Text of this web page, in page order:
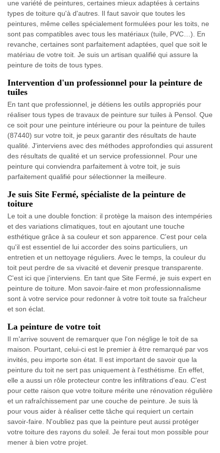
une variété de peintures, certaines mieux adaptées à certains
types de toiture qu'à d'autres. Il faut savoir que toutes les
peintures, même celles spécialement formulées pour les toits, ne
sont pas compatibles avec tous les matériaux (tuile, PVC…). En
revanche, certaines sont parfaitement adaptées, quel que soit le
matériau de votre toit. Je suis un artisan qualifié qui assure la
peinture de toits de tous types.
Intervention d'un professionnel pour la peinture de
tuiles
En tant que professionnel, je détiens les outils appropriés pour
réaliser tous types de travaux de peinture sur tuiles à Pensol. Que
ce soit pour une peinture intérieure ou pour la peinture de tuiles
(87440) sur votre toit, je peux garantir des résultats de haute
qualité. J'interviens avec des méthodes approfondies qui assurent
des résultats de qualité et un service professionnel. Pour une
peinture qui conviendra parfaitement à votre toit, je suis
parfaitement qualifié pour sélectionner la meilleure.
Je suis Site Fermé, spécialiste de la peinture de
toiture
Le toit a une double fonction: il protège la maison des intempéries
et des variations climatiques, tout en ajoutant une touche
esthétique grâce à sa couleur et son apparence. C'est pour cela
qu'il est essentiel de lui accorder des soins particuliers, un
entretien et un nettoyage réguliers. Avec le temps, la couleur du
toit peut perdre de sa vivacité et devenir presque transparente.
C'est ici que j'interviens. En tant que Site Fermé, je suis expert en
peinture de toiture. Mon savoir-faire et mon professionnalisme
sont à votre service pour redonner à votre toit toute sa fraîcheur
et son éclat.
La peinture de votre toit
Il m'arrive souvent de remarquer que l'on néglige le toit de sa
maison. Pourtant, celui-ci est le premier à être remarqué par vos
invités, peu importe son état. Il est important de savoir que la
peinture du toit ne sert pas uniquement à l'esthétisme. En effet,
elle a aussi un rôle protecteur contre les infiltrations d'eau. C'est
pour cette raison que votre toiture mérite une rénovation régulière
et un rafraîchissement par une couche de peinture. Je suis là
pour vous aider à réaliser cette tâche qui requiert un certain
savoir-faire. N'oubliez pas que la peinture peut aussi protéger
votre toiture des rayons du soleil. Je ferai tout mon possible pour
mener à bien votre projet.